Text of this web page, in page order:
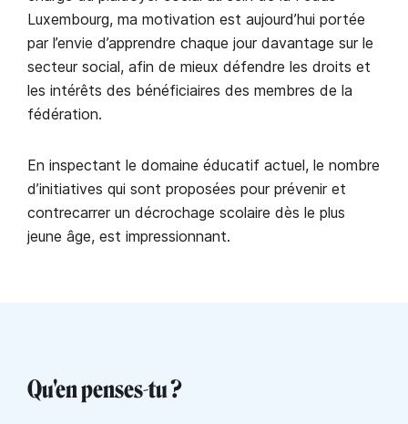
Luxembourg, ma motivation est aujourd’hui portée
par l’envie d’apprendre chaque jour davantage sur le
secteur social, afin de mieux défendre les droits et
les intérêts des bénéficiaires des membres de la
fédération.
En inspectant le domaine éducatif actuel, le nombre
d’initiatives qui sont proposées pour prévenir et
contrecarrer un décrochage scolaire dès le plus
jeune âge, est impressionnant.
Qu'en penses-tu ?